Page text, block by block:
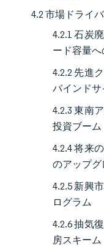
4.2 市場ドライ
4.2.1 石炭
ード容量
4.2.2 先進
バインド
4.2.3 東南
投資ブーム
4.2.4 将来
のアップグ
4.2.5 新興
ログラム
4.2.6 抽気
房スキーム